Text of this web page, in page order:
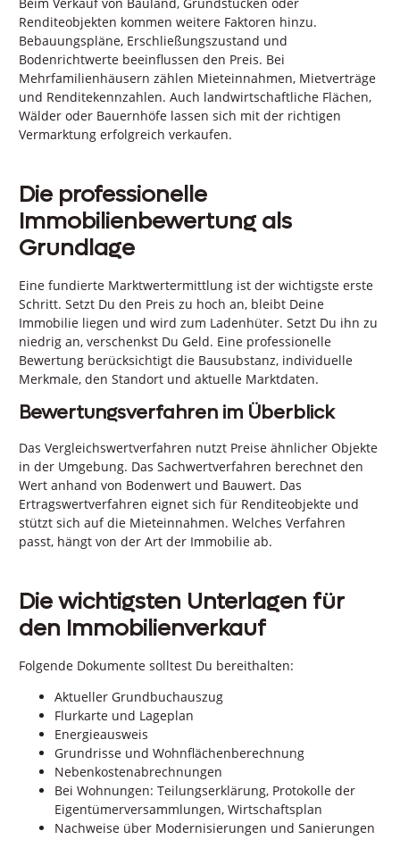
Renditeobjekten kommen weitere Faktoren hinzu.
Bebauungspläne, Erschließungszustand und
Bodenrichtwerte beeinflussen den Preis. Bei
Mehrfamilienhäusern zählen Mieteinnahmen, Mietverträge
und Renditekennzahlen. Auch landwirtschaftliche Flächen,
Wälder oder Bauernhöfe lassen sich mit der richtigen
Vermarktung erfolgreich verkaufen.
Die professionelle
Immobilienbewertung als
Grundlage
Eine fundierte Marktwertermittlung ist der wichtigste erste
Schritt. Setzt Du den Preis zu hoch an, bleibt Deine
Immobilie liegen und wird zum Ladenhüter. Setzt Du ihn zu
niedrig an, verschenkst Du Geld. Eine professionelle
Bewertung berücksichtigt die Bausubstanz, individuelle
Merkmale, den Standort und aktuelle Marktdaten.
Bewertungsverfahren im Überblick
Das Vergleichswertverfahren nutzt Preise ähnlicher Objekte
in der Umgebung. Das Sachwertverfahren berechnet den
Wert anhand von Bodenwert und Bauwert. Das
Ertragswertverfahren eignet sich für Renditeobjekte und
stützt sich auf die Mieteinnahmen. Welches Verfahren
passt, hängt von der Art der Immobilie ab.
Die wichtigsten Unterlagen für
den Immobilienverkauf
Folgende Dokumente solltest Du bereithalten:
Aktueller Grundbuchauszug
Flurkarte und Lageplan
Energieausweis
Grundrisse und Wohnflächenberechnung
Nebenkostenabrechnungen
Bei Wohnungen: Teilungserklärung, Protokolle der
Eigentümerversammlungen, Wirtschaftsplan
Nachweise über Modernisierungen und Sanierungen